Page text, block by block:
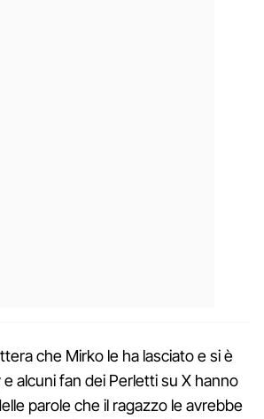
che Mirko le ha lasciato e si è
alcuni fan dei Perletti su X hanno
parole che il ragazzo le avrebbe